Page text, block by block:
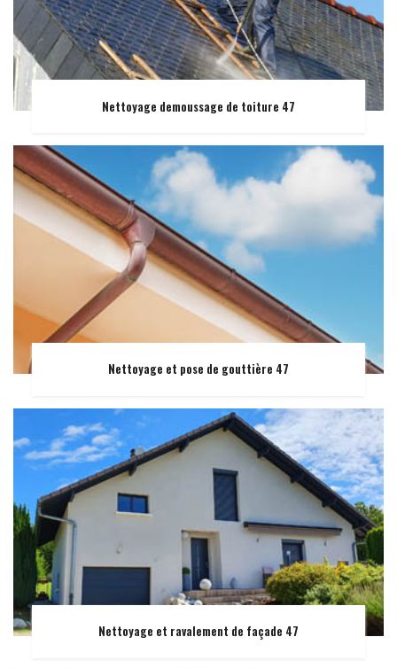
Nettoyage demoussage de toiture 47
Nettoyage et pose de gouttière 47
Nettoyage et ravalement de façade 47